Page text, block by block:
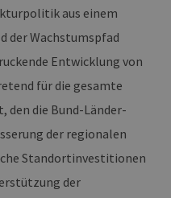
aus einem
der Wachstumspfad
Entwicklung von
für die gesamte
den die Bund-Länder-
der regionalen
Standortinvestitionen
der